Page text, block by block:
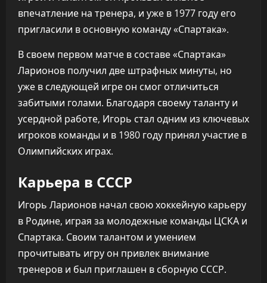
впечатление на тренера, и уже в 1977 году его
пригласили в основную команду «Спартака».
В своем первом матче в составе «Спартака»
Ларионов получил две штрафных минуты, но
уже в следующей игре он смог отличиться
забитыми голами. Благодаря своему таланту и
усердной работе, Игорь стал одним из ключевых
игроков команды и в 1980 году принял участие в
Олимпийских играх.
Карьера в СССР
Игорь Ларионов начал свою хоккейную карьеру
в Родине, играя за молодежные команды ЦСКА и
Спартака. Своим талантом и умением
прочитывать игру он привлек внимание
тренеров и был приглашен в сборную СССР.